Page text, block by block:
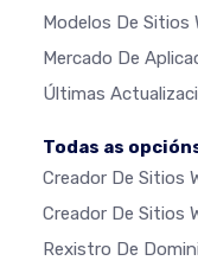
Modelos De Sitios
Mercado De
Últimas
Todas as
Creador De Sitios
Creador De Sitios
Rexistro De